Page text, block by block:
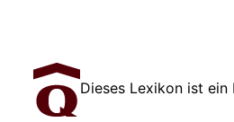
Dieses Lexikon ist